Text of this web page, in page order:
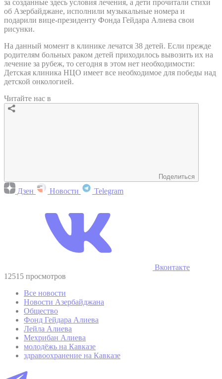
за созданные здесь условия лечения, а дети прочитали стихи
об Азербайджане, исполнили музыкальные номера и
подарили вице-президенту Фонда Гейдара Алиева свои
рисунки.
На данный момент в клинике лечатся 38 детей. Если прежде
родителям больных раком детей приходилось вывозить их на
лечение за рубеж, то сегодня в этом нет необходимости:
Детская клиника НЦО имеет все необходимое для победы над
детской онкологией.
Читайте нас в
Поделиться
Дзен Новости Telegram
Вконтакте
12515 просмотров
Все новости
Новости Азербайджана
Общество
Фонд Гейдара Алиева
Лейла Алиева
Мехрибан Алиева
молодёжь на Кавказе
здравоохранение на Кавказе